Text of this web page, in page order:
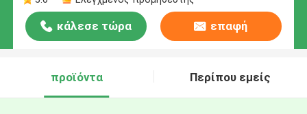
κάλεσε τώρα επαφή
προϊόντα Περίπου εμείς